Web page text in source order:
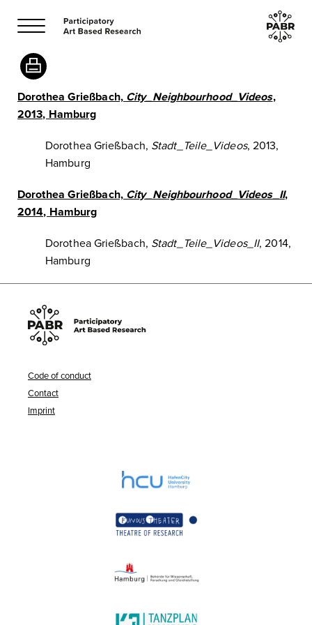
Dorothea Grießbach, City_Neighbourhood_Videos,
2013, Hamburg
Dorothea Grießbach, Stadt_Teile_Videos, 2013,
Hamburg
Dorothea Grießbach, City_Neighbourhood_Videos_II,
2014, Hamburg
Dorothea Grießbach, Stadt_Teile_Videos_II, 2014,
Hamburg
Code of conduct
Contact
Imprint